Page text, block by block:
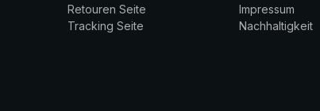
Retouren Seite
Tracking Seite
Impressum
Nachhaltigkeit